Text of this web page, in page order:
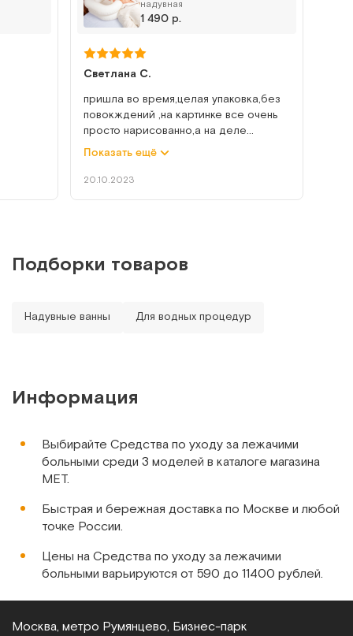
Надувная ванна для мытья человека на кровати
Под заказАрт.5538
Сообщить о поступлении
Сравнить
Влажные варежки для сухого мытья
Airlaid & PE foil, Дания
Рукавицы для сухого мытья с полиэтиленовым экраном,
50 шт в упаковке
Под заказАрт.10450
надувная
1 490 р.
Светлана С.
пришла во время,целая упаковка,без
повокждений ,на картинке все очень
просто нарисованно,а на деле
немножко не удобно показалось ,но
надо просто привыкнуть ,а так все
хорошо ,удобно
Показать ещё
20.10.2023
Подборки товаров
Надувные ванны Для водных процедур
Информация
Выбирайте Средства по уходу за лежачими
больными среди 3 моделей в каталоге магазина
МЕТ.
Быстрая и бережная доставка по Москве и любой
точке России.
Цены на Средства по уходу за лежачими
больными варьируются от 590 до 11400 рублей.
Москва, метро Румянцево, Бизнес‑парк